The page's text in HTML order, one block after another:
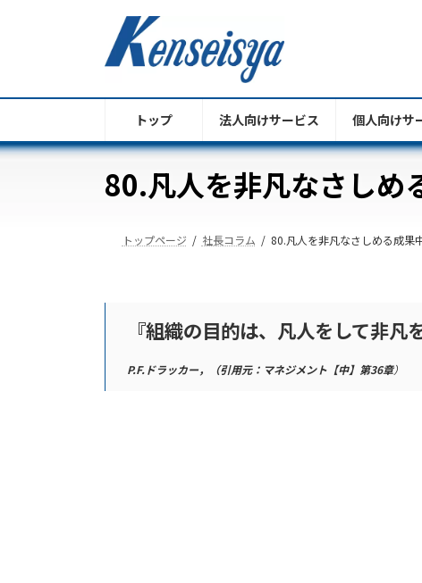
ツ
ス
キ
シ
ン
に
トップ 法人向けサービス 個人向けサ
80.凡人を非凡なさしめ
トップページ 社長コラム 80.凡人を非凡なさしめる成果
『組織の目的は、凡人をして非凡
P.F.ドラッカー，（引用元：マネジメント【中】第36章）